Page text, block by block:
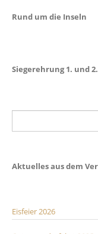
Rund um die Inseln
Siegerehrung 1. und
Post
Aktuelles aus dem
Eisfeier 2026